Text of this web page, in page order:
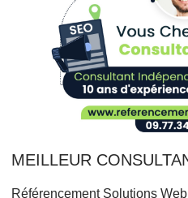
MEILLEUR
Référencement Solutions